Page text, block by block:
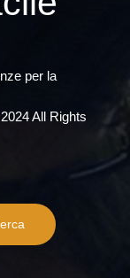
per la
All Rights